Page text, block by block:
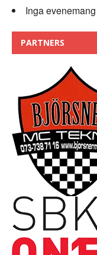
Inga evenemang
PARTNERS